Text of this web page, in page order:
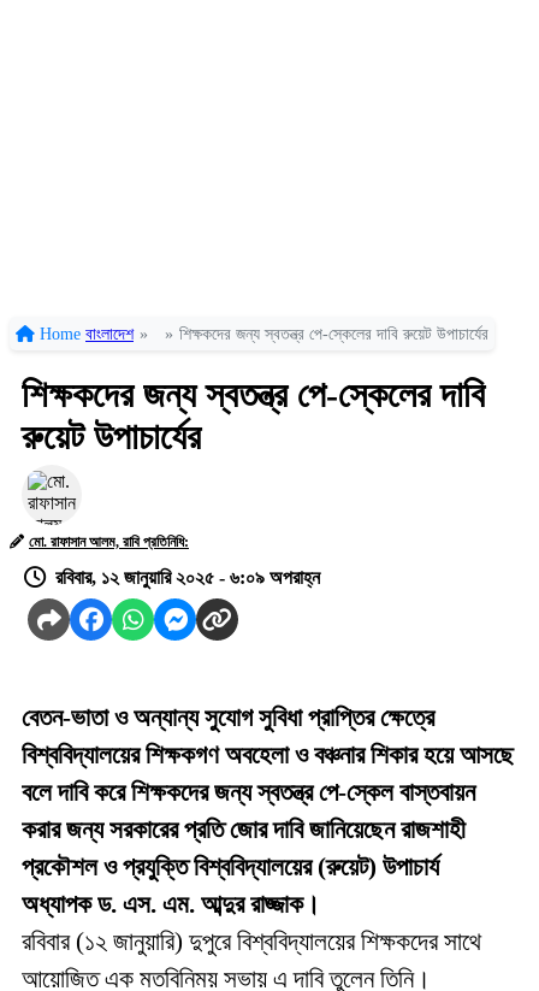
Home বাংলাদেশ » » শিক্ষকদের জন্য স্বতন্ত্র পে-স্কেলের দাবি রুয়েট উপাচার্যের
শিক্ষকদের জন্য স্বতন্ত্র পে-স্কেলের দাবি
রুয়েট উপাচার্যের
মো. রাফাসান আলম, রাবি প্রতিনিধি:
রবিবার, ১২ জানুয়ারি ২০২৫ - ৬:০৯ অপরাহ্ন
বেতন-ভাতা ও অন্যান্য সুযোগ সুবিধা প্রাপ্তির ক্ষেত্রে
বিশ্ববিদ্যালয়ের শিক্ষকগণ অবহেলা ও বঞ্চনার শিকার হয়ে আসছে
বলে দাবি করে শিক্ষকদের জন্য স্বতন্ত্র পে-স্কেল বাস্তবায়ন
করার জন্য সরকারের প্রতি জোর দাবি জানিয়েছেন রাজশাহী
প্রকৌশল ও প্রযুক্তি বিশ্ববিদ্যালয়ের (রুয়েট) উপাচার্য
অধ্যাপক ড. এস. এম. আব্দুর রাজ্জাক।
রবিবার (১২ জানুয়ারি) দুপুরে বিশ্ববিদ্যালয়ের শিক্ষকদের সাথে
আয়োজিত এক মতবিনিময় সভায় এ দাবি তুলেন তিনি।